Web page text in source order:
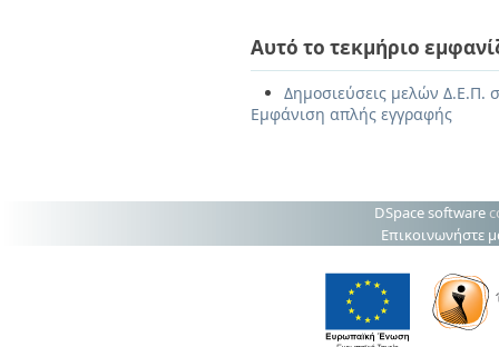
Αυτό το τεκμήριο
Δημοσιεύσεις μελών Δ.Ε.Π.
Εμφάνιση απλής εγγραφής
DSpace software
Επικοινωνήστε